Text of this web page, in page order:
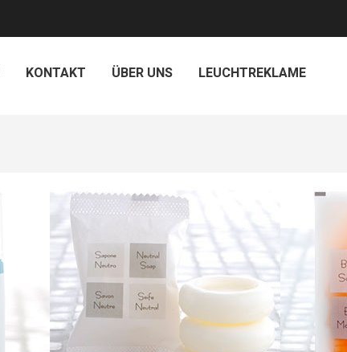
KONTAKT ÜBER UNS LEUCHTREKLAME